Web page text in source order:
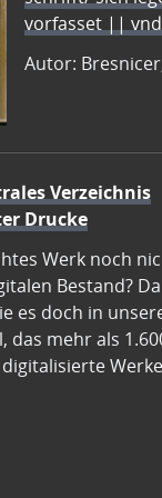
vorfasset ||
Autor:
Verzeichnis
Drucke
Werk noch
Bestand?
es doch in
das mehr als
Werke